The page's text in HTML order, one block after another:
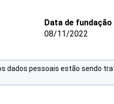
Data de fundação
08/11/2022
dados pessoais estão sendo